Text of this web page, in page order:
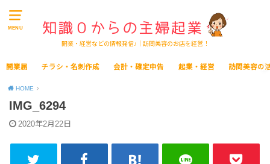
MENU
開業・経営などの情報発信♪｜訪問美容のお店を経営！
開業届 チラシ・名刺作成 会計・確定申告 起業・経営 訪問美容の
HOME
IMG_6294
2020年2月22日